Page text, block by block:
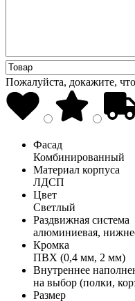
Пожалуйста, докажите,
Фасад
Комбинированный
Материал корпуса
ЛДСП
Цвет
Светлый
Раздвижная система
алюминиевая,
Кромка
ПВХ (0,4 мм, 2 мм)
Внутреннее
на выбор (полки,
Размер